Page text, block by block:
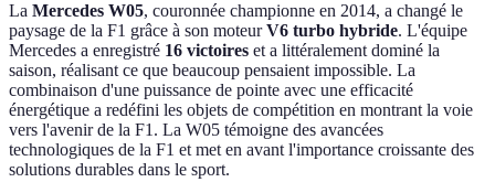
La Mercedes W05, couronnée championne en 2014, a changé le
paysage de la F1 grâce à son moteurV6 turbo hybride. L'équipe
Mercedes a enregistré 16 victoires et a littéralement dominé la
saison, réalisant ce que beaucoup pensaient impossible. La
combinaison d'une puissance de pointe avec une efficacité
énergétique a redéfini les objets de compétition en montrant la voie
vers l'avenir de la F1. La W05 témoigne des avancées
technologiques de la F1 et met en avant l'importance croissante des
solutions durables dans le sport.